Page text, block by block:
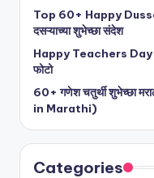
Top 60+ Happy
दसऱ्याच्या शुभेच्छा संदेश
Happy Teachers Day
फोटो
60+ गणेश चतुर्थी शुभेच्छा
in Marathi)
Categories